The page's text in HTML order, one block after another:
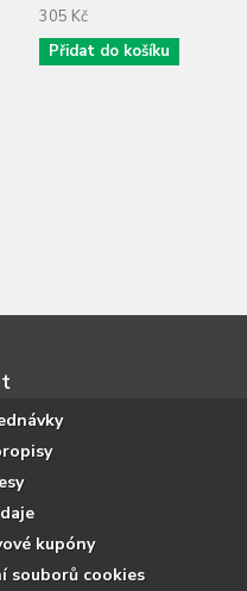
305 Kč
Přidat do košíku
kupóny
souborů cookies